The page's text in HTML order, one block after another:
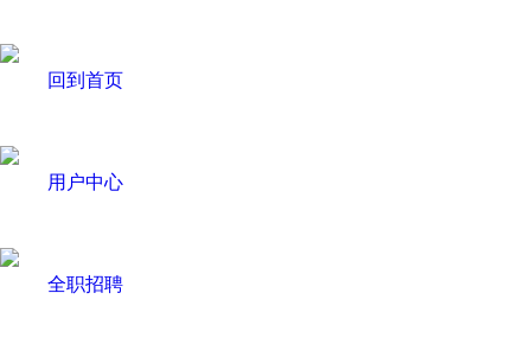
回到首页
用户中心
全职招聘